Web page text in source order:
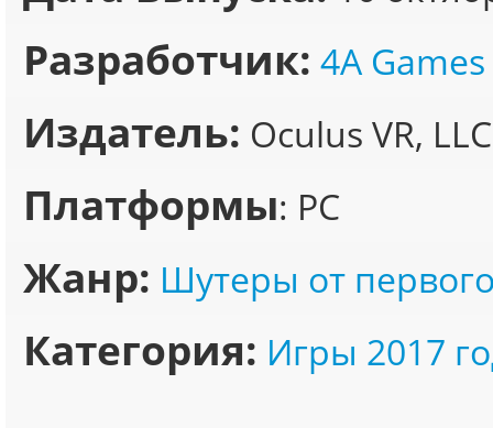
Разработчик: 4A Games
Издатель: Oculus VR, LLC
Платформы: PC
Жанр: Шутеры от
Категория: Игры 2017